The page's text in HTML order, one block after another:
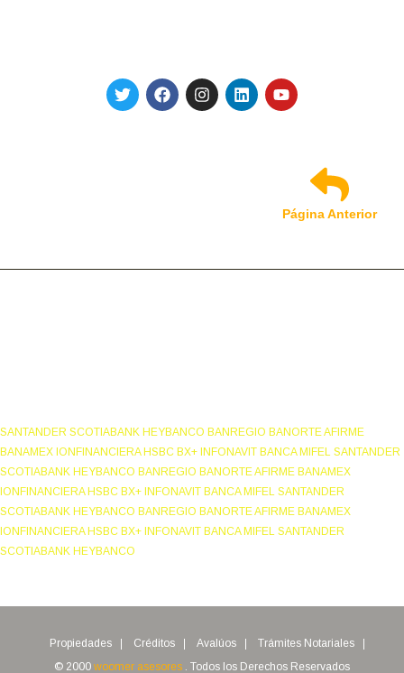
Página Anterior
SANTANDER SCOTIABANK HEYBANCO BANREGIO BANORTE AFIRME
BANAMEX IONFINANCIERA HSBC BX+ INFONAVIT BANCA MIFEL SANTANDER
SCOTIABANK HEYBANCO BANREGIO BANORTE AFIRME BANAMEX
IONFINANCIERA HSBC BX+ INFONAVIT BANCA MIFEL SANTANDER
SCOTIABANK HEYBANCO BANREGIO BANORTE AFIRME BANAMEX
IONFINANCIERA HSBC BX+ INFONAVIT BANCA MIFEL SANTANDER
SCOTIABANK HEYBANCO
Propiedades Créditos Avalúos
Trámites Notariales
© 2000 woomer asesores . Todos los Derechos Reservados